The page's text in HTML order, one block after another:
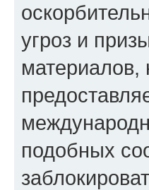
угроз и
подобных